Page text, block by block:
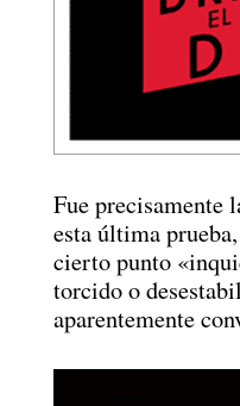
Fue precisamente
esta última
cierto punto
torcido o
aparentemente